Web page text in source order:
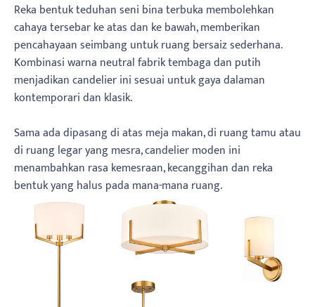
Reka bentuk teduhan seni bina terbuka membolehkan
cahaya tersebar ke atas dan ke bawah, memberikan
pencahayaan seimbang untuk ruang bersaiz sederhana.
Kombinasi warna neutral fabrik tembaga dan putih
menjadikan candelier ini sesuai untuk gaya dalaman
kontemporari dan klasik.
Sama ada dipasang di atas meja makan, di ruang tamu atau
di ruang legar yang mesra, candelier moden ini
menambahkan rasa kemesraan, kecanggihan dan reka
bentuk yang halus pada mana-mana ruang.